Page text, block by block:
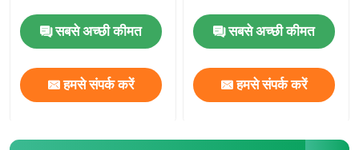
सबसे अच्छी कीमत
हमसे संपर्क करें
सबसे अच्छी कीमत
हमसे संपर्क करें